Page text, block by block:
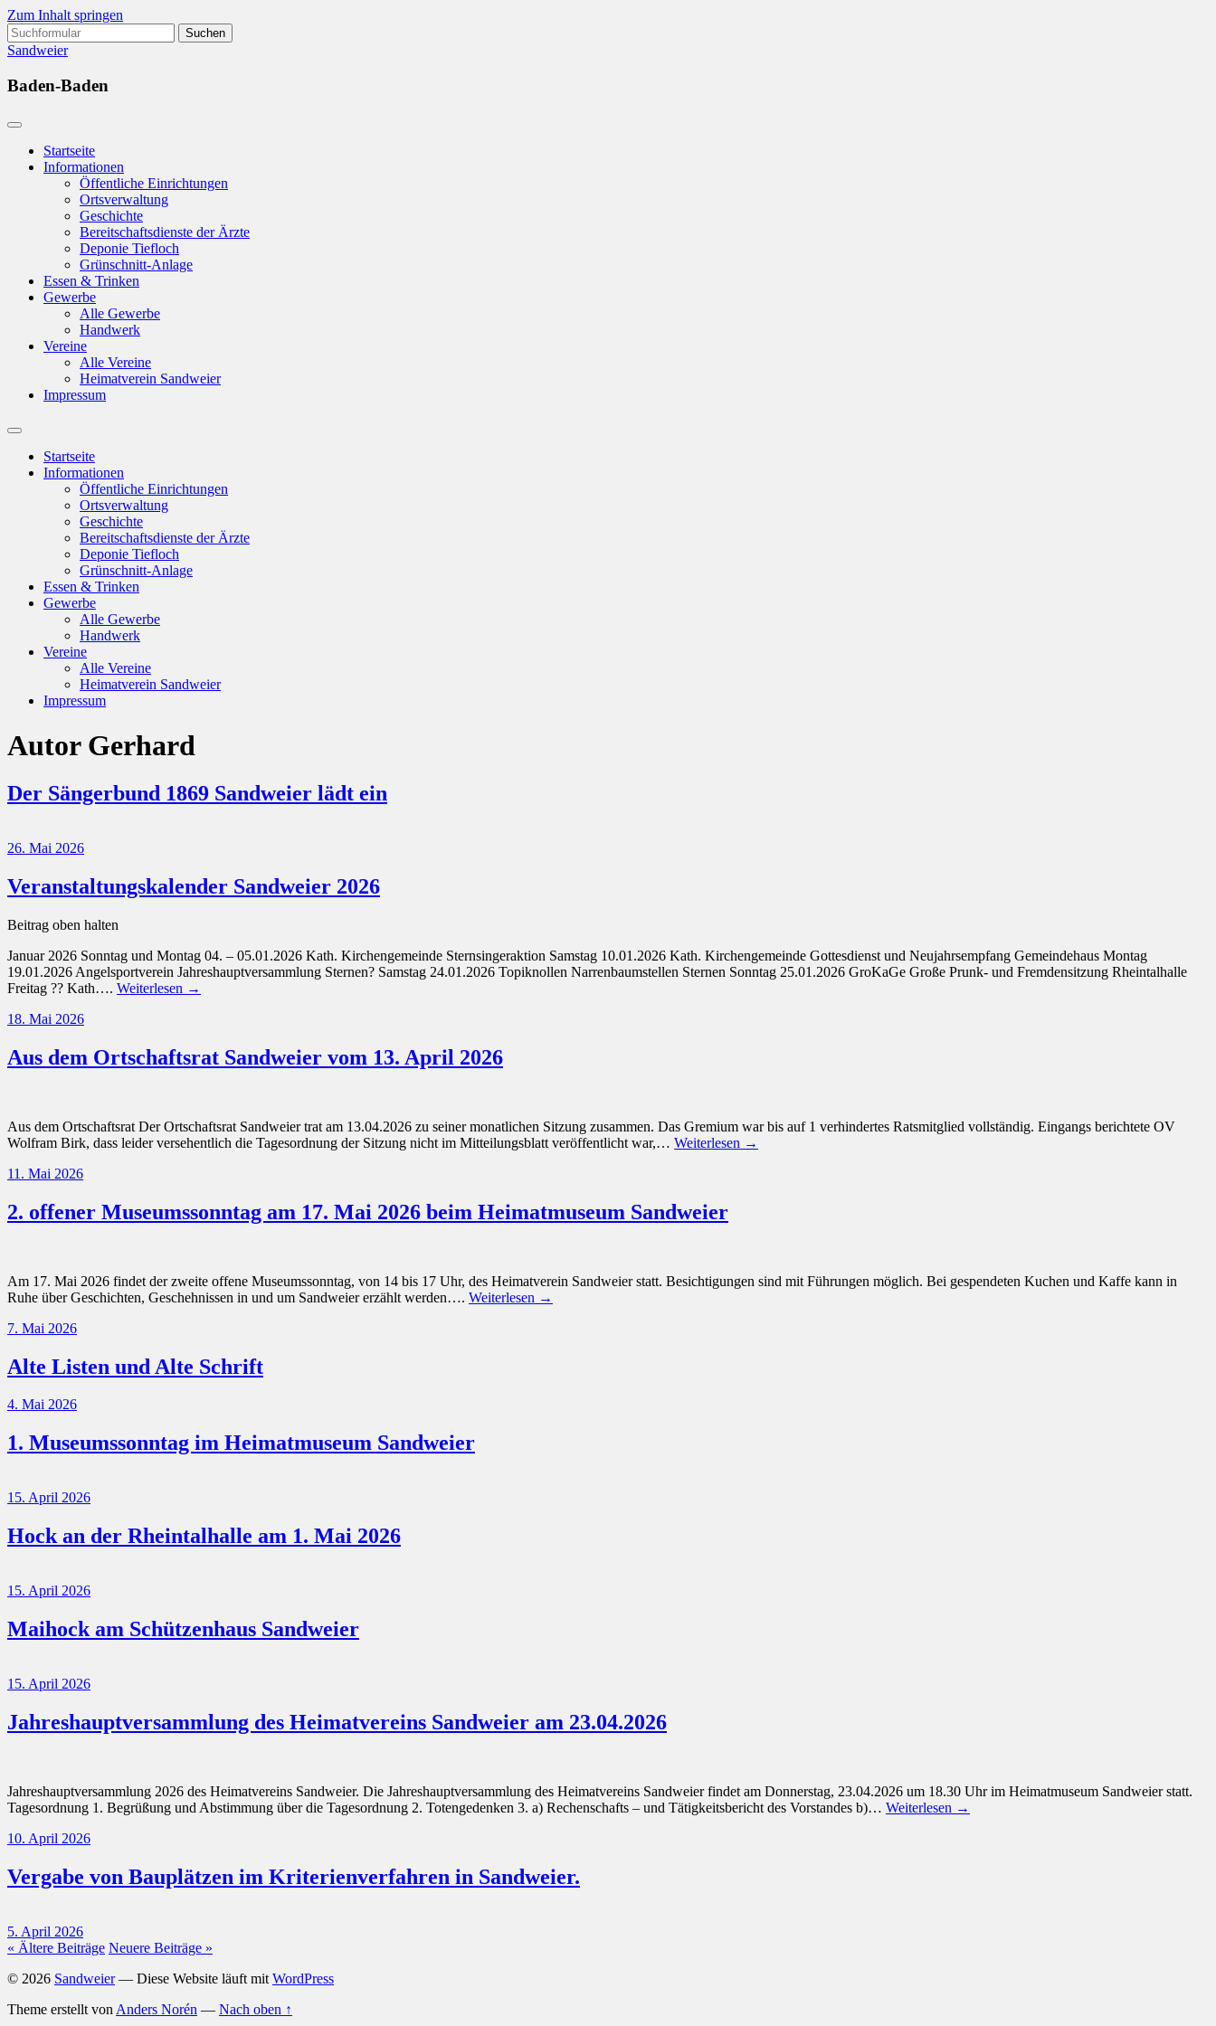
Zum Inhalt springen
Suchen
nach:
Sandweier
Baden-Baden
Startseite
Informationen
Öffentliche Einrichtungen
Ortsverwaltung
Geschichte
Bereitschaftsdienste der Ärzte
Deponie Tiefloch
Grünschnitt-Anlage
Essen & Trinken
Gewerbe
Alle Gewerbe
Handwerk
Vereine
Alle Vereine
Heimatverein Sandweier
Impressum
Suchfeld
ein-/ausblenden
Startseite
Informationen
Öffentliche Einrichtungen
Ortsverwaltung
Geschichte
Bereitschaftsdienste der Ärzte
Deponie Tiefloch
Grünschnitt-Anlage
Essen & Trinken
Gewerbe
Alle Gewerbe
Handwerk
Vereine
Alle Vereine
Heimatverein Sandweier
Impressum
Autor Gerhard
Der Sängerbund 1869 Sandweier lädt ein
26. Mai 2026
Veranstaltungskalender Sandweier 2026
Beitrag oben halten
Januar 2026 Sonntag und Montag 04. – 05.01.2026 Kath. Kirchengemeinde Sternsingeraktion Samstag 10.01.2026 Kath. Kirchengemeinde Gottesdienst und Neujahrsempfang Gemeindehaus Montag
19.01.2026 Angelsportverein Jahreshauptversammlung Sternen? Samstag 24.01.2026 Topiknollen Narrenbaumstellen Sternen Sonntag 25.01.2026 GroKaGe Große Prunk- und Fremdensitzung Rheintalhalle
Freitag ?? Kath…. Weiterlesen →
18. Mai 2026
Aus dem Ortschaftsrat Sandweier vom 13. April 2026
Aus dem Ortschaftsrat Der Ortschaftsrat Sandweier trat am 13.04.2026 zu seiner monatlichen Sitzung zusammen. Das Gremium war bis auf 1 verhindertes Ratsmitglied vollständig. Eingangs berichtete OV
Wolfram Birk, dass leider versehentlich die Tagesordnung der Sitzung nicht im Mitteilungsblatt veröffentlicht war,… Weiterlesen →
11. Mai 2026
2. offener Museumssonntag am 17. Mai 2026 beim Heimatmuseum Sandweier
Am 17. Mai 2026 findet der zweite offene Museumssonntag, von 14 bis 17 Uhr, des Heimatverein Sandweier statt. Besichtigungen sind mit Führungen möglich. Bei gespendeten Kuchen und Kaffe kann in
Ruhe über Geschichten, Geschehnissen in und um Sandweier erzählt werden…. Weiterlesen →
7. Mai 2026
Alte Listen und Alte Schrift
4. Mai 2026
1. Museumssonntag im Heimatmuseum Sandweier
15. April 2026
Hock an der Rheintalhalle am 1. Mai 2026
15. April 2026
Maihock am Schützenhaus Sandweier
15. April 2026
Jahreshauptversammlung des Heimatvereins Sandweier am 23.04.2026
Jahreshauptversammlung 2026 des Heimatvereins Sandweier. Die Jahreshauptversammlung des Heimatvereins Sandweier findet am Donnerstag, 23.04.2026 um 18.30 Uhr im Heimatmuseum Sandweier statt.
Tagesordnung 1. Begrüßung und Abstimmung über die Tagesordnung 2. Totengedenken 3. a) Rechenschafts – und Tätigkeitsbericht des Vorstandes b)… Weiterlesen →
10. April 2026
Vergabe von Bauplätzen im Kriterienverfahren in Sandweier.
5. April 2026
« Ältere Beiträge Neuere Beiträge »
© 2026 Sandweier— Diese Website läuft mit WordPress
Theme erstellt von Anders Norén — Nach oben ↑